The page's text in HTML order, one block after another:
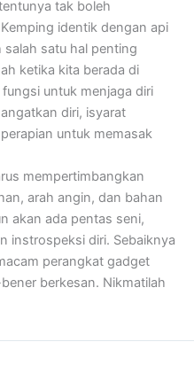
tak boleh
identik dengan api
satu hal penting
ketika kita berada di
untuk menjaga diri
diri, isyarat
untuk memasak
mempertimbangkan
arah angin, dan bahan
akan ada pentas seni,
instrospeksi diri. Sebaiknya
perangkat gadget
berkesan. Nikmatilah